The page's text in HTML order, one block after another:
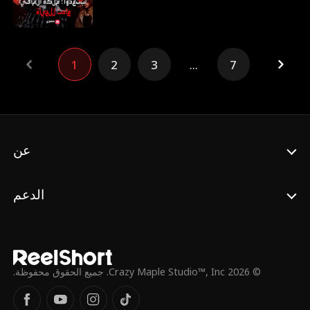
1 2 3 ... 7
عن
الدعم
© 2026 Crazy Maple Studio™, Inc. جميع الحقوق محفوظة.